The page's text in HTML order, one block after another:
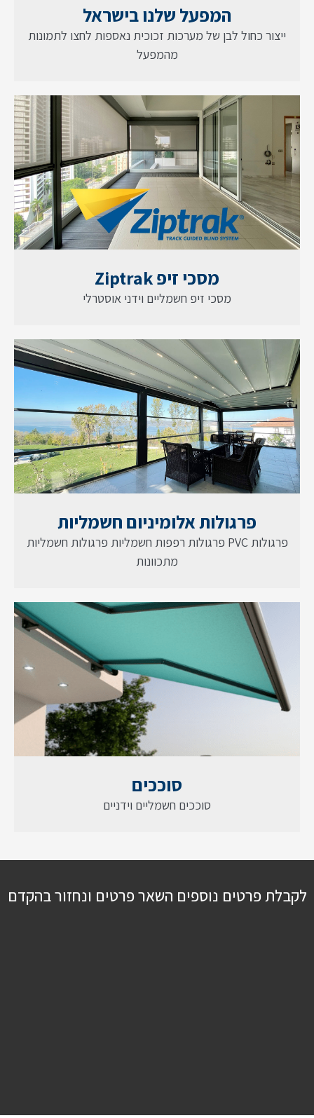
המפעל שלנו בישראל
ייצור כחול לבן של מערכות זכוכית נאספות לחצו לתמונות
מהמפעל
מסכי זיפ Ziptrak
מסכי זיפ חשמליים וידני אוסטרלי
פרגולות אלומיניום חשמליות
פרגולות PVC פרגולות רפפות חשמליות פרגולות חשמליות
מתכוונות
סוככים
סוככים חשמליים וידניים
לקבלת פרטים נוספים השאר פרטים ונחזור בהקדם